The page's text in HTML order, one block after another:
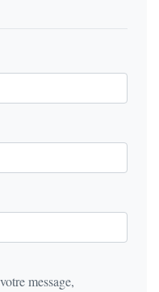
message,